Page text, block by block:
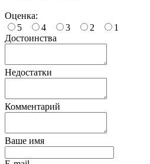
Оценка:
5
4 3 2
1
Достоинства
Недостатки
Комментарий
Ваше имя